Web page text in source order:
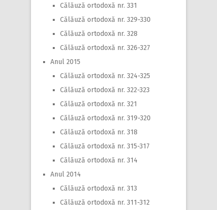
Călăuză ortodoxă nr. 331
Călăuză ortodoxă nr. 329-330
Călăuză ortodoxă nr. 328
Călăuză ortodoxă nr. 326-327
Anul 2015
Călăuză ortodoxă nr. 324-325
Călăuză ortodoxă nr. 322-323
Călăuză ortodoxă nr. 321
Călăuză ortodoxă nr. 319-320
Călăuză ortodoxă nr. 318
Călăuză ortodoxă nr. 315-317
Călăuză ortodoxă nr. 314
Anul 2014
Călăuză ortodoxă nr. 313
Călăuză ortodoxă nr. 311-312